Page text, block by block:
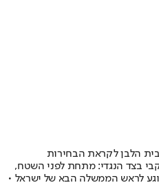
הלבן לקראת הבחירות
בצד הנגדי: מתחת לפני השטח,
לראש הממשלה הבא של ישראל •